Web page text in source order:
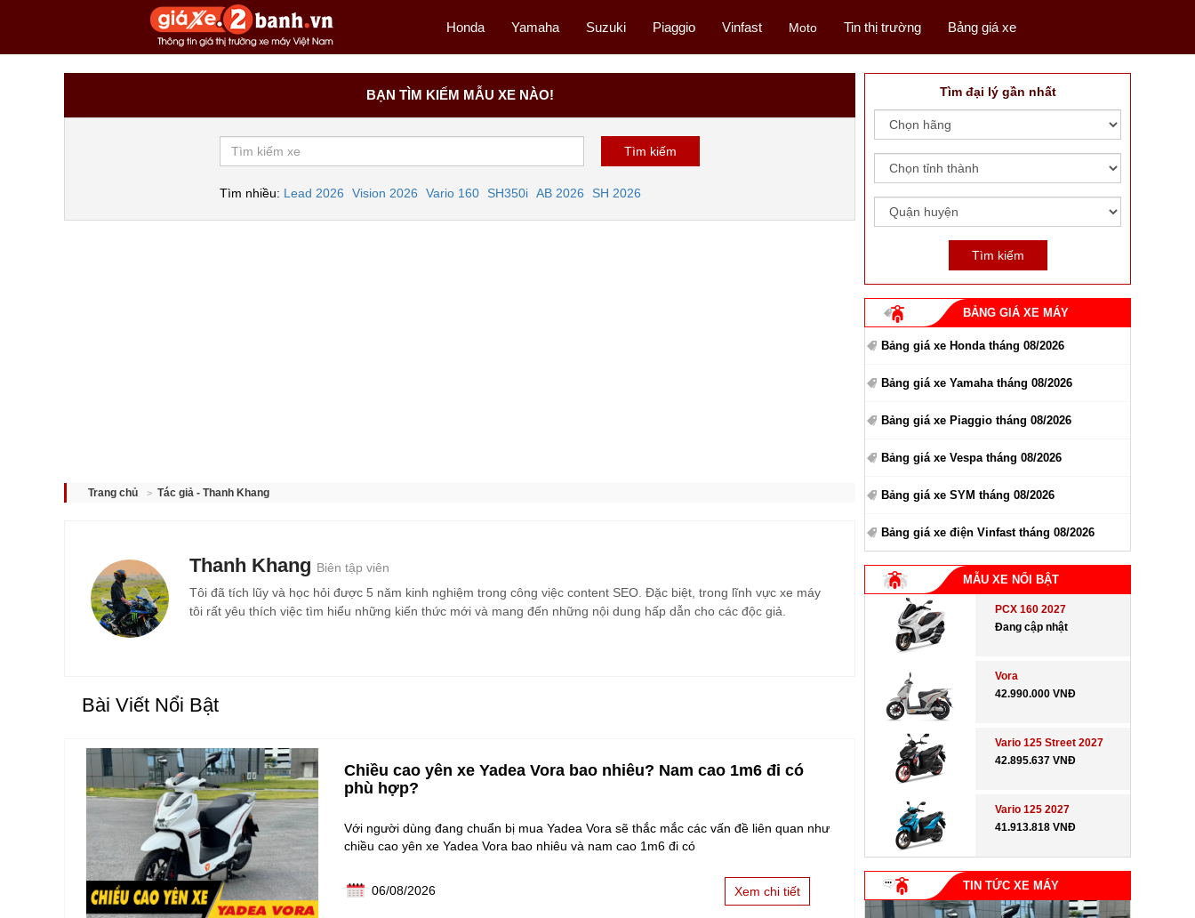
Honda Yamaha Suzuki Piaggio Vinfast Moto Tin thị trường Bảng giá xe
BẠN TÌM KIẾM MẪU XE NÀO!
Tìm nhiều: Lead 2026 Vision 2026 Vario 160 SH350i AB 2026 SH 2026
Trang chủ Tác giả - Thanh Khang
Thanh Khang Biên tập viên
Tôi đã tích lũy và học hỏi được 5 năm kinh nghiệm trong công việc content SEO. Đặc biệt, trong lĩnh vực xe máy
tôi rất yêu thích việc tìm hiểu những kiến thức mới và mang đến những nội dung hấp dẫn cho các độc giả.
Bài Viết Nổi Bật
Chiều cao yên xe Yadea Vora bao nhiêu? Nam cao 1m6 đi có
phù hợp?
Với người dùng đang chuẩn bị mua Yadea Vora sẽ thắc mắc các vấn đề liên quan như
chiều cao yên xe Yadea Vora bao nhiêu và nam cao 1m6 đi có
Xem chi tiết
06/08/2026
Tìm đại lý gần nhất
BẢNG GIÁ XE MÁY
Bảng giá xe Honda tháng 08/2026
Bảng giá xe Yamaha tháng 08/2026
Bảng giá xe Piaggio tháng 08/2026
Bảng giá xe Vespa tháng 08/2026
Bảng giá xe SYM tháng 08/2026
Bảng giá xe điện Vinfast tháng 08/2026
MẪU XE NỔI BẬT
PCX 160 2027
Đang cập nhật
Vora
42.990.000 VNĐ
Vario 125 Street 2027
42.895.637 VNĐ
Vario 125 2027
41.913.818 VNĐ
TIN TỨC XE MÁY